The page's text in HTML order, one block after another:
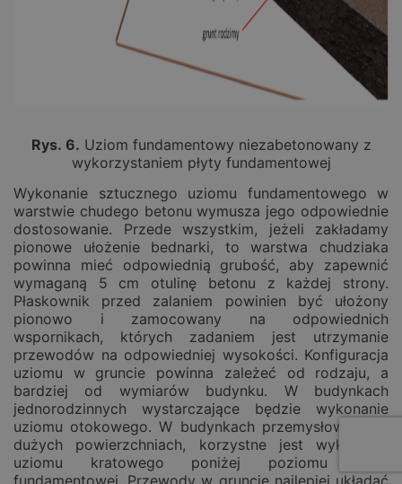
Rys. 6. Uziom fundamentowy niezabetonowany z
wykorzystaniem płyty fundamentowej
Wykonanie sztucznego uziomu fundamentowego w
warstwie chudego betonu wymusza jego odpowiednie
dostosowanie. Przede wszystkim, jeżeli zakładamy
pionowe ułożenie bednarki, to warstwa chudziaka
powinna mieć odpowiednią grubość, aby zapewnić
wymaganą 5 cm otulinę betonu z każdej strony.
Płaskownik przed zalaniem powinien być ułożony
pionowo i zamocowany na odpowiednich
wspornikach, których zadaniem jest utrzymanie
przewodów na odpowiedniej wysokości. Konfiguracja
uziomu w gruncie powinna zależeć od rodzaju, a
bardziej od wymiarów budynku. W budynkach
jednorodzinnych wystarczające będzie wykonanie
uziomu otokowego. W budynkach przemysłowych, o
dużych powierzchniach, korzystne jest wykonanie
uziomu kratowego poniżej poziomu płyty